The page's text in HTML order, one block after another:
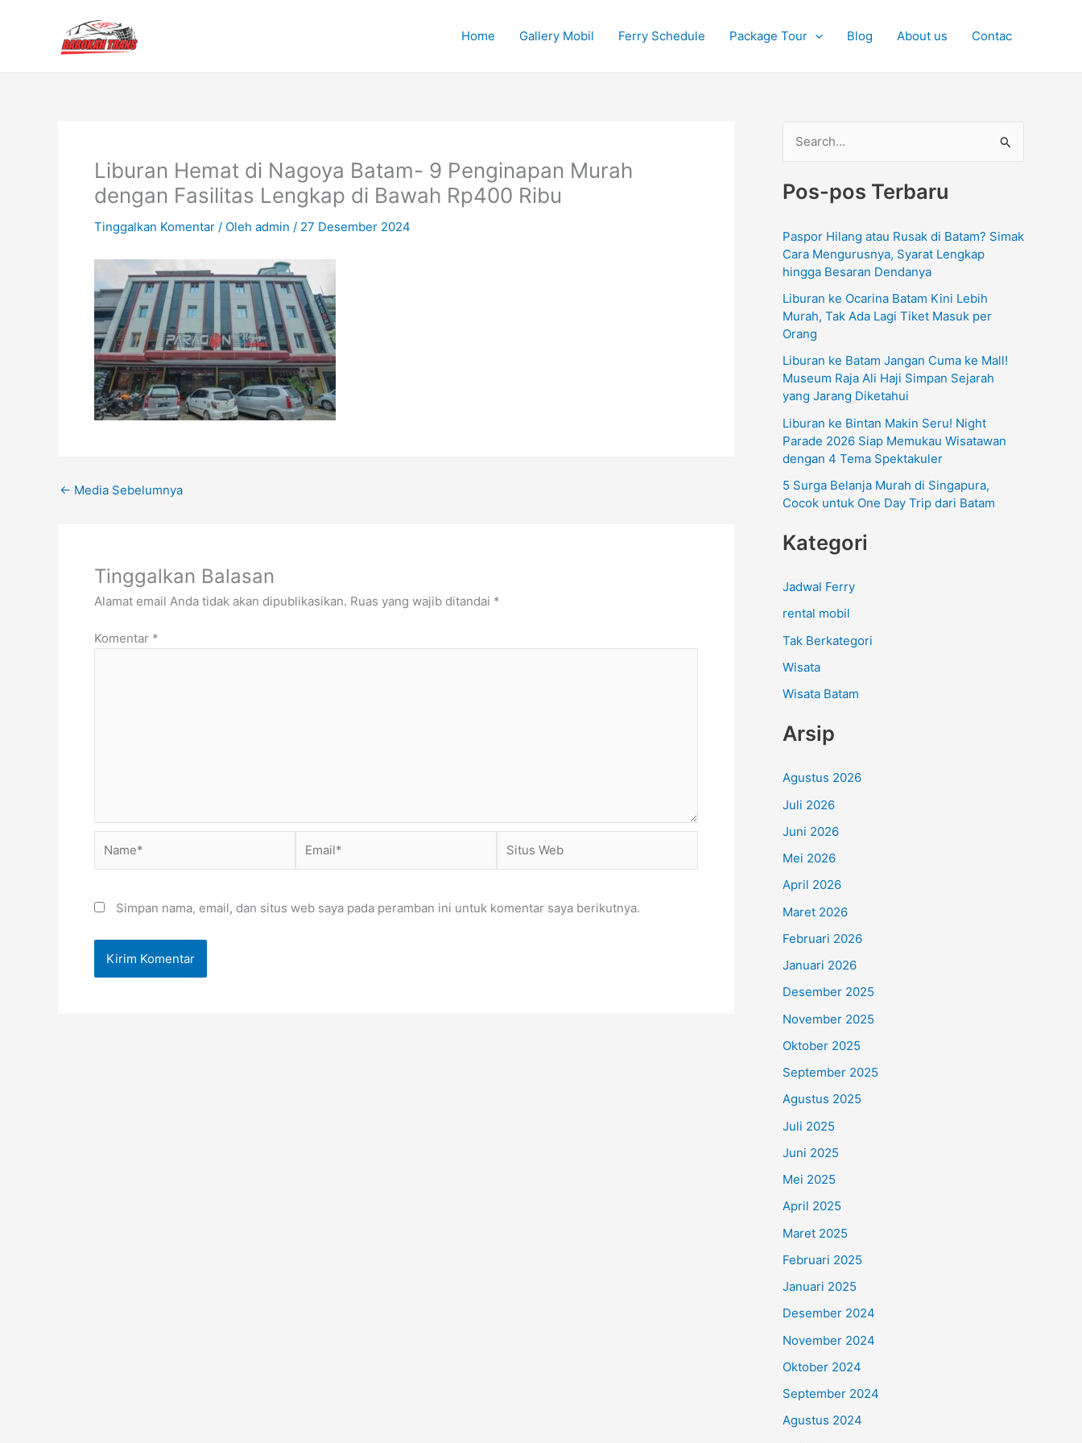
Home Gallery Mobil Ferry Schedule Package Tour Blog About us Contac
Liburan Hemat di Nagoya Batam- 9 Penginapan Murah
dengan Fasilitas Lengkap di Bawah Rp400 Ribu
Tinggalkan Komentar / Oleh admin / 27 Desember 2024
← Media Sebelumnya
Tinggalkan Balasan
Alamat email Anda tidak akan dipublikasikan. Ruas yang wajib ditandai *
Komentar *
Web
Simpan nama, email, dan situs web saya pada peramban ini untuk komentar saya berikutnya.
u
n
u
k
:
Pos-pos Terbaru
Paspor Hilang atau Rusak di Batam? Simak
Cara Mengurusnya, Syarat Lengkap
hingga Besaran Dendanya
Liburan ke Ocarina Batam Kini Lebih
Murah, Tak Ada Lagi Tiket Masuk per
Orang
Liburan ke Batam Jangan Cuma ke Mall!
Museum Raja Ali Haji Simpan Sejarah
yang Jarang Diketahui
Liburan ke Bintan Makin Seru! Night
Parade 2026 Siap Memukau Wisatawan
dengan 4 Tema Spektakuler
5 Surga Belanja Murah di Singapura,
Cocok untuk One Day Trip dari Batam
Kategori
Jadwal Ferry
rental mobil
Tak Berkategori
Wisata
Wisata Batam
Arsip
Agustus 2026
Juli 2026
Juni 2026
Mei 2026
April 2026
Maret 2026
Februari 2026
Januari 2026
Desember 2025
November 2025
Oktober 2025
September 2025
Agustus 2025
Juli 2025
Juni 2025
Mei 2025
April 2025
Maret 2025
Februari 2025
Januari 2025
Desember 2024
November 2024
Oktober 2024
September 2024
Agustus 2024